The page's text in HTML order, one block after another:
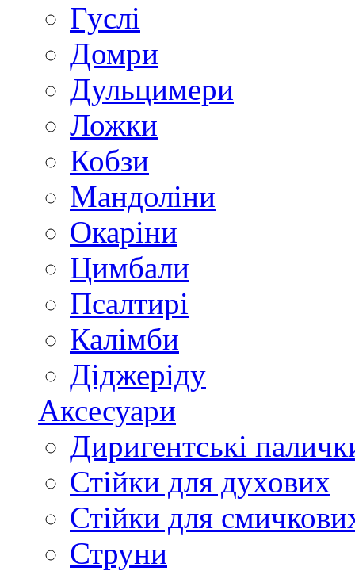
Гуслі
Домри
Дульцимери
Ложки
Кобзи
Мандоліни
Окаріни
Цимбали
Псалтирі
Калімби
Діджеріду
Аксесуари
Диригентські
Стійки для духових
Стійки для
Струни